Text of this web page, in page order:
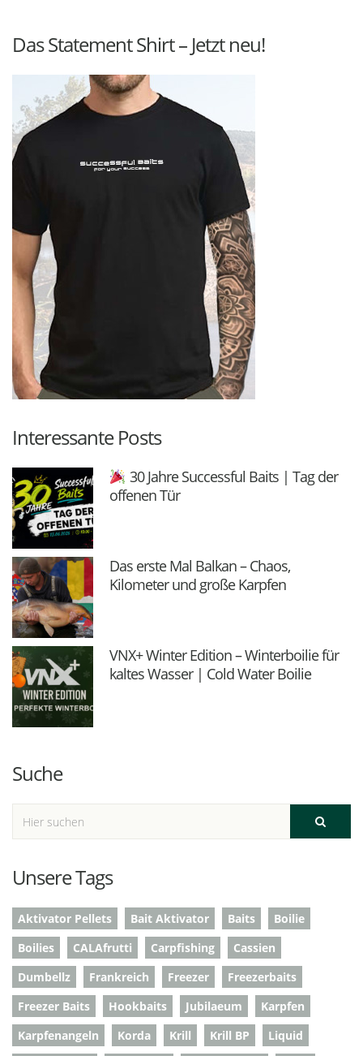
Das Statement Shirt – Jetzt neu!
Interessante Posts
30 Jahre Successful Baits | Tag der
offenen Tür
Das erste Mal Balkan – Chaos,
Kilometer und große Karpfen
VNX+ Winter Edition – Winterboilie für
kaltes Wasser | Cold Water Boilie
Suche
Unsere Tags
Aktivator Pellets Bait Aktivator Baits
Boilie
Boilies
CALAfrutti Carpfishing
Cassien
Dumbellz
Frankreich Freezer
Freezerbaits
Freezer Baits
Hookbaits Jubilaeum
Karpfen
Karpfenangeln
Korda Krill Krill BP
Liquid